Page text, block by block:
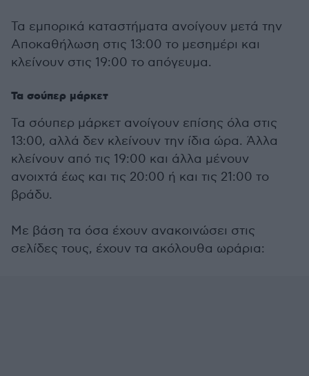
Τα εμπορικά καταστήματα ανοίγουν μετά την
Αποκαθήλωση στις 13:00 το μεσημέρι και
κλείνουν στις 19:00 το απόγευμα.
Τα σούπερ μάρκετ
Τα σόυπερ μάρκετ ανοίγουν επίσης όλα στις
13:00, αλλά δεν κλείνουν την ίδια ώρα. Άλλα
κλείνουν από τις 19:00 και άλλα μένουν
ανοιχτά έως και τις 20:00 ή και τις 21:00 το
βράδυ.
Με βάση τα όσα έχουν ανακοινώσει στις
σελίδες τους, έχουν τα ακόλουθα ωράρια: